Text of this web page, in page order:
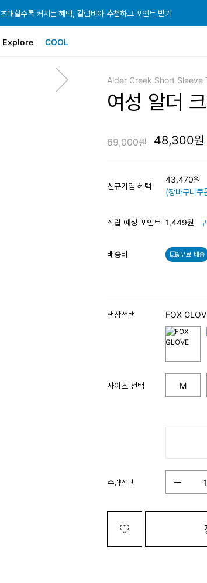
초대할수록 커지는 혜택, 컬럼비아 추천하고 포인트 받기
초대할수록 커지는 혜택, 컬럼비아 추천하고 포인트 받기
초대할수록 커지는 혜택, 컬럼비아 추천하고 포인트 받기
Explore COOL
Alder Creek Short Sleeve
여성 알더
69,000원 48,300원
신규가입 혜택
43,470원
(장바구니쿠
적립 예정 포인트 1,449원
배송비 무료 배송
색상선택 FOX
사이즈 선택 M
수량선택